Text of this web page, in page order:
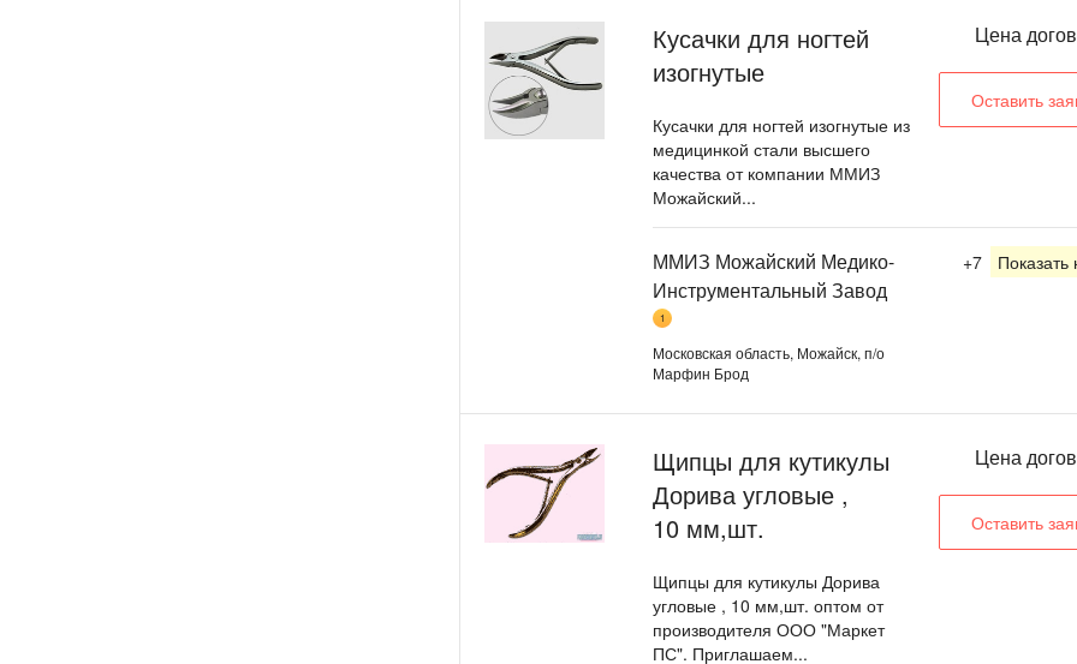
Кусачки для ногтей
изогнутые
Кусачки для ногтей изогнутые из
медицинкой стали высшего
качества от компании ММИЗ
Можайский...
Цена
Оставить
ММИЗ Можайский Медико-
Инструментальный Завод
1
Московская область, Можайск, п/о
Марфин Брод
+7
Щипцы для кутикулы
Дорива угловые ,
10 мм,шт.
Щипцы для кутикулы Дорива
угловые , 10 мм,шт. оптом от
производителя ООО "Маркет
ПС". Приглашаем...
Цена
Оставить